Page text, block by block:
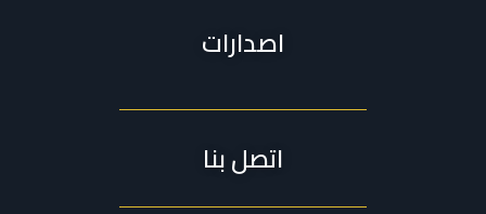
اصدارات
اتصل بنا